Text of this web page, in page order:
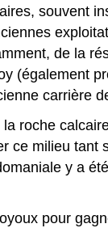
souvent
de la
(également
carrière
roche
ce milieu tant
y a
pour